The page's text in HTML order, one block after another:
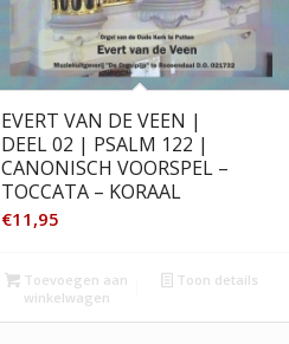
EVERT VAN DE VEEN |
DEEL 02 | PSALM 122 |
CANONISCH VOORSPEL –
TOCCATA – KORAAL
€11,95
Toevoegen aan
winkelwagen
Toon details